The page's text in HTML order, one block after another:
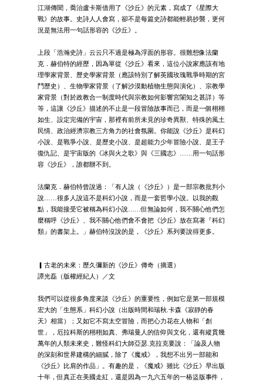
江湖傳聞，喬治盧卡斯借用了《沙丘》的元素，寫成了《星際大
戰》的故事。史詩人人會寫，卻不是每篇史詩都能輕易抄襲，更何
況是無法用一句話形容的《沙丘》。
上段「浩瀚史詩」云云只不過是極為浮面的形容。很難想像法蘭
克．赫伯特的經歷，因為單從《沙丘》看來，這位小說家應該有地
理學家背景、歷史學家背景（應該特別了解英國玫瑰戰爭時期的宮
鬥歷史）、生物學家背景（了解沙漠動植物生態與演化）、宗教學
家背景（對於政教合一制度時代與宗教如何影響宮闈知之甚詳）等
等，這讓《沙丘》描述的不止是一段冒險故事而已，而是一個栩栩
如生、設定完備的宇宙，那裡有前所未見的珍奇異獸、特殊的風土
民情、政治經濟宗教三方角力的社會氛圍。你能說《沙丘》是科幻
小說、是戰爭小說、是歷史小說、是超能力少年冒險小說、是王子
復仇記、是宇宙版的《冰與火之歌》與《三國志》……用一句話形
容《沙丘》，誰都辦不到。
法蘭克．赫伯特曾說過：「有人說（《沙丘》）是一部宗教批判小
說……很多人說這不是科幻小說，而是一套哲學小說。以我的觀
點，我能接受它被稱為科幻小說……但無論如何，我不關心他們怎
麼稱呼《沙丘》、我不關心他們會不會把《沙丘》放在寫著『科幻
類』的書架上。」赫伯特沒說的是，《沙丘》系列要說得更多。
▎古老的未來：歷久彌新的《沙丘》傳奇（摘選）
譚光磊（版權經紀人）／文
我們可以從很多角度來談《沙丘》的重要性，例如它是第一部規模
宏大的「生態系」科幻小說（出版時間和瑞秋.卡森《寂靜的春
天》相當）；又如它不寫太空冒險，而把心力花在人物和「創
世」，厄拉科斯的栩栩如真、弗瑞曼人的信仰與文化，還有縱貫幾
萬年的人類未來史，難怪科幻大師亞瑟.克拉克要說：「論及人物
的深刻和世界建構的細膩，除了《魔戒》，我想不出另一部能和
《沙丘》比肩的作品」。有趣的是，《魔戒》雖比《沙丘》早出版
十年，但真正在美國走紅，還是因為一九六五年的一樁盜版事件，